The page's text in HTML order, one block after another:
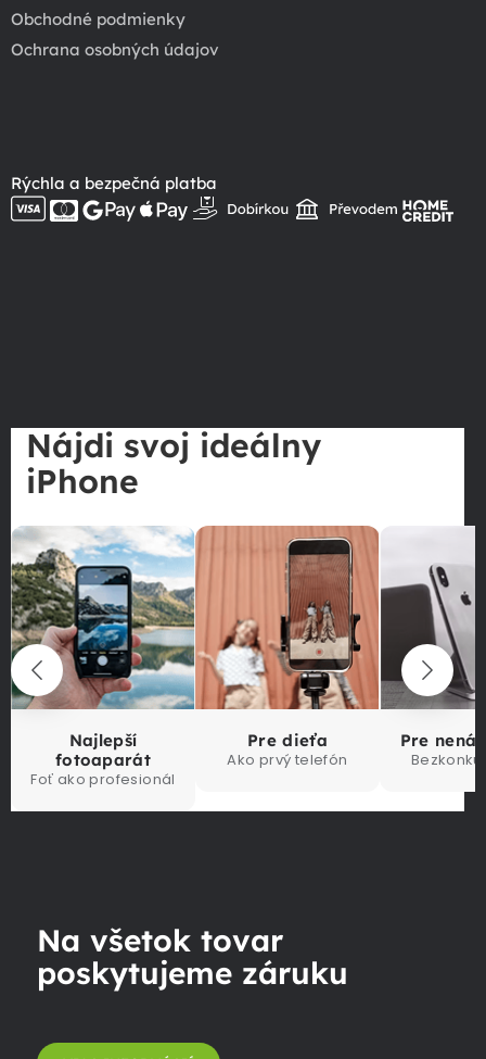
Obchodné podmienky
Ochrana osobných údajov
Rýchla a bezpečná platba
Nájdi svoj ideálny
iPhone
Najlepší
fotoaparát
Foť ako profesionál
Pre dieťa
Ako prvý telefón
Pre
Na všetok tovar
poskytujeme záruku